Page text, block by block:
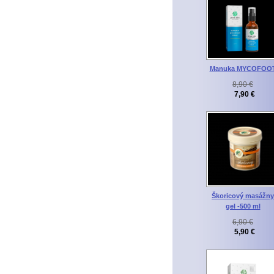
Manuka
8,90 €
7,90 €
Škoricový masážny
gel -500 ml
6,90 €
5,90 €